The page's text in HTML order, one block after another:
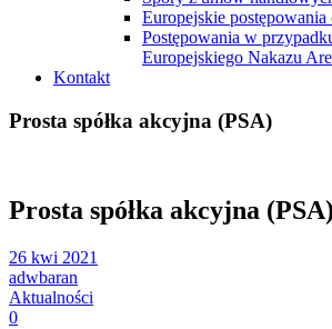
Europejskie
Postępowania w
Europejskiego Nakazu
Kontakt
Prosta spółka akcyjna (PSA)
Prosta spółka akcyjna (PSA)
26 kwi 2021
adwbaran
Aktualności
0